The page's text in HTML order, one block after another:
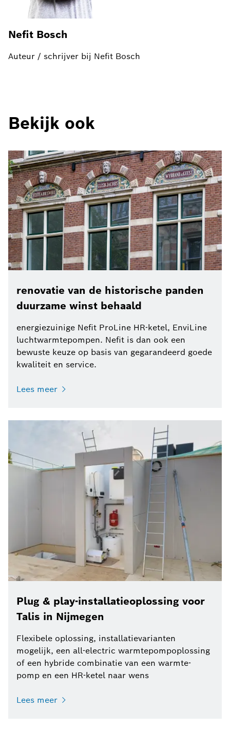
Nefit Bosch
Auteur / schrijver bij Nefit Bosch
Bekijk ook
renovatie van de historische panden
duurzame winst behaald
energiezuinige Nefit ProLine HR-ketel, EnviLine
luchtwarmtepompen. Nefit is dan ook een
bewuste keuze op basis van gegarandeerd goede
kwaliteit en service.
Lees meer
Plug & play-installatieoplossing voor
Talis in Nijmegen
Flexibele oplossing, installatievarianten
mogelijk, een all-electric warmtepompoplossing
of een hybride combinatie van een warmte-
pomp en een HR-ketel naar wens
Lees meer